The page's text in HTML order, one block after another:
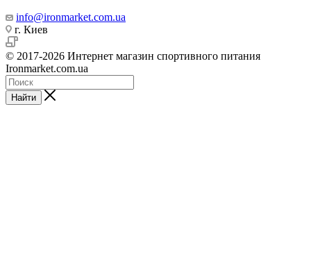
info@ironmarket.com.ua
г. Киев
© 2017-2026 Интернет магазин спортивного питания
Ironmarket.com.ua
Найти